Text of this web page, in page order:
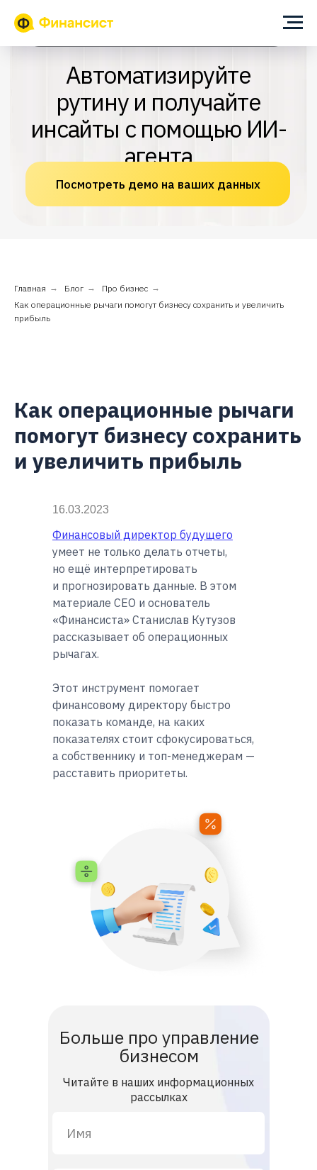
ИИ-помощник для собственника и финансового директора
Автоматизируйте
рутину и получайте
инсайты с помощью ИИ-
агента
Посмотреть демо на ваших данных
Главная → Блог → Про бизнес →
Как операционные рычаги помогут бизнесу сохранить и увеличить
прибыль
Как операционные рычаги
помогут бизнесу сохранить
и увеличить прибыль
Финансовый директор будущего
умеет не только делать отчеты,
но ещё интерпретировать
и прогнозировать данные. В этом
материале СЕО и основатель
«Финансиста» Станислав Кутузов
рассказывает об операционных
рычагах.
Этот инструмент помогает
финансовому директору быстро
показать команде, на каких
показателях стоит сфокусироваться,
а собственнику и топ-менеджерам —
расставить приоритеты.
16.03.2023
Читайте в наших информационных
рассылках
Больше про управление
бизнесом